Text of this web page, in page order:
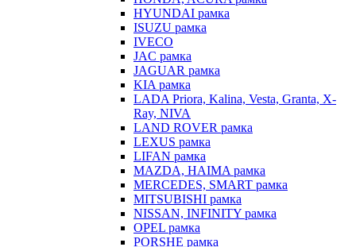
HYUNDAI рамка
ISUZU рамка
IVECO
JAC рамка
JAGUAR рамка
KIA рамка
LADA Priora, Kalina, Vesta, Granta, X-
Ray, NIVA
LAND ROVER рамка
LEXUS рамка
LIFAN рамка
MAZDA, HAIMA рамка
MERCEDES, SMART рамка
MITSUBISHI рамка
NISSAN, INFINITY рамка
OPEL рамка
PORSHE рамка